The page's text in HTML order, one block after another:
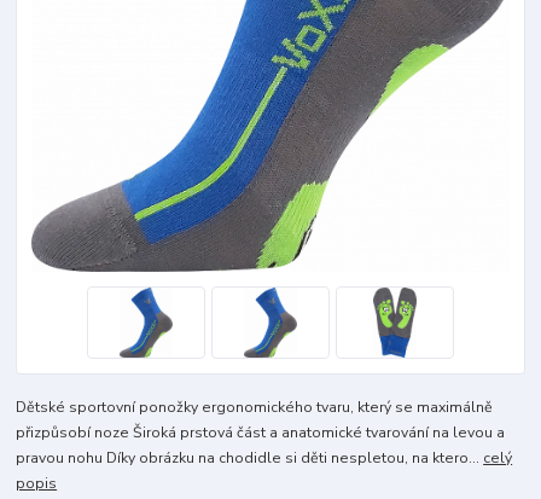
Dětské sportovní ponožky ergonomického tvaru, který se maximálně
přizpůsobí noze Široká prstová část a anatomické tvarování na levou a
pravou nohu Díky obrázku na chodidle si děti nespletou, na ktero... celý
popis